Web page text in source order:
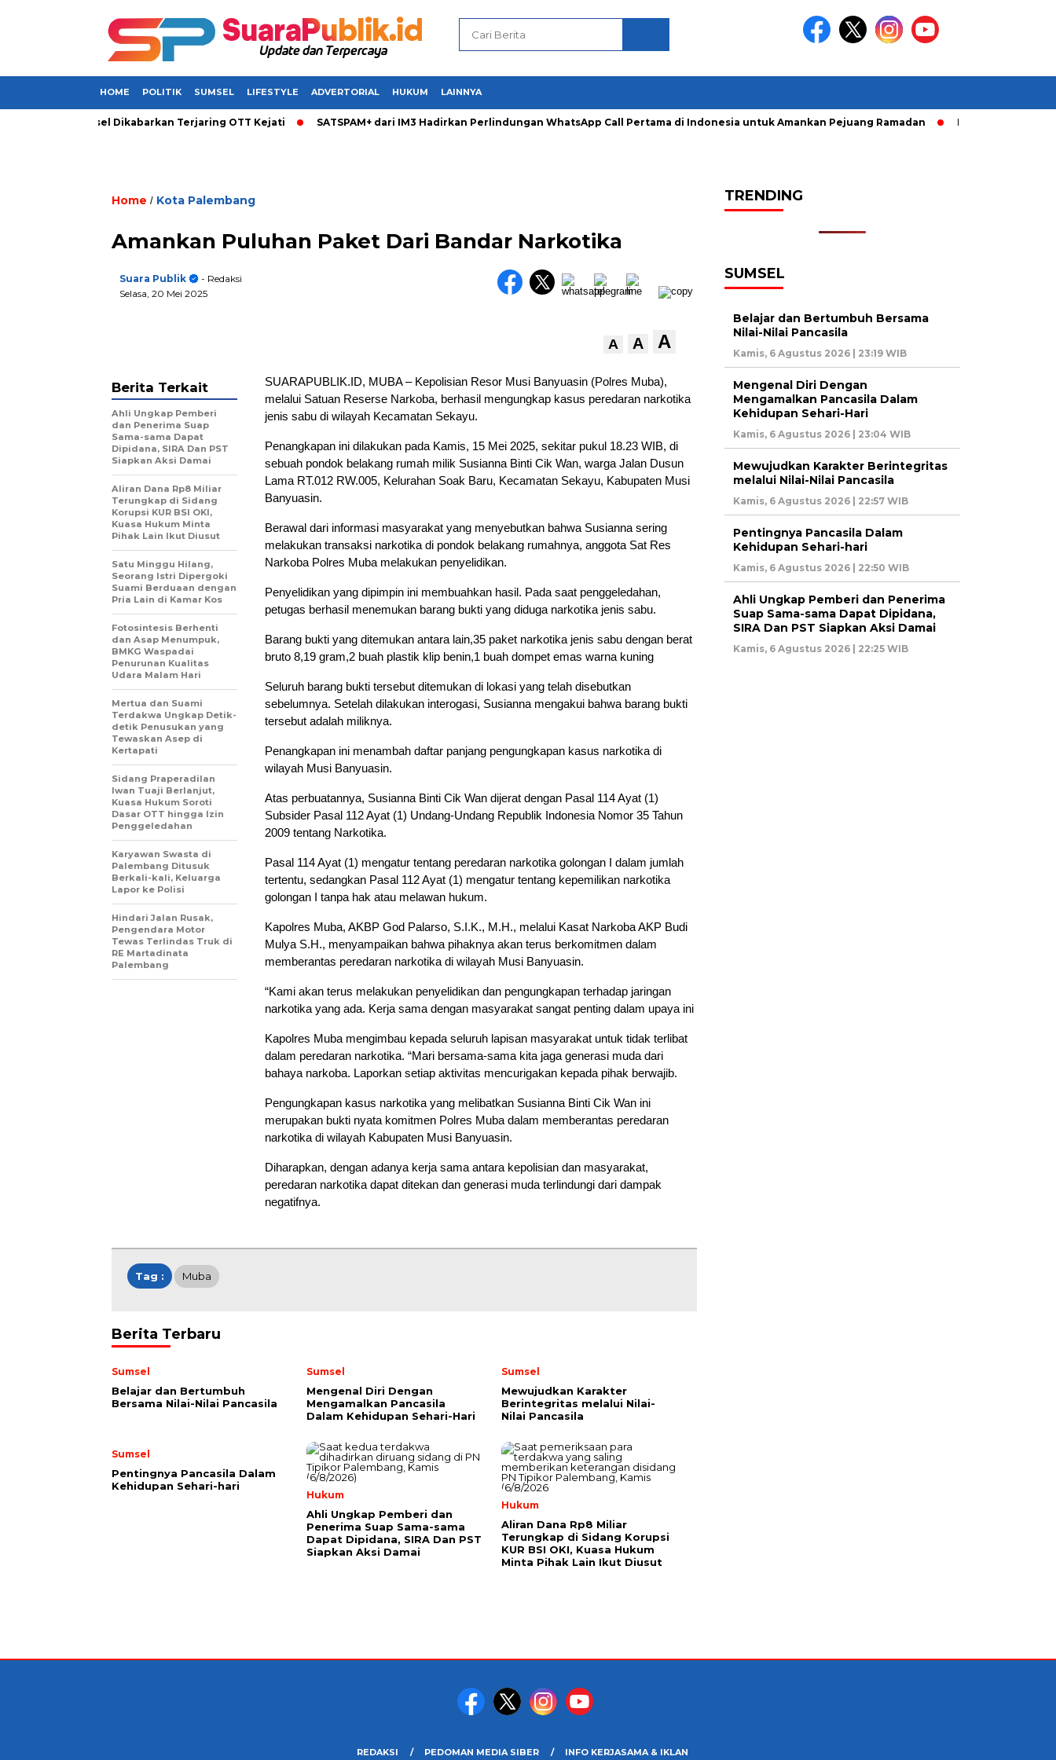
HOME POLITIK SUMSEL LIFESTYLE ADVERTORIAL HUKUM LAINNYA
Bupati di Sumsel Dikabarkan Terjaring OTT Kejati SATSPAM+ dari IM3 Hadirkan Perlindungan WhatsApp Call Pertama di Indonesia untuk Amankan Pejuang Ramadan Pelaku Curanmor
Home / Kota Palembang
Amankan Puluhan Paket Dari Bandar Narkotika
Suara Publik
- Redaksi
Selasa, 20 Mei 2025
A A A
SUARAPUBLIK.ID, MUBA – Kepolisian Resor Musi Banyuasin (Polres Muba),
melalui Satuan Reserse Narkoba, berhasil mengungkap kasus peredaran narkotika
jenis sabu di wilayah Kecamatan Sekayu.
Penangkapan ini dilakukan pada Kamis, 15 Mei 2025, sekitar pukul 18.23 WIB, di
sebuah pondok belakang rumah milik Susianna Binti Cik Wan, warga Jalan Dusun
Lama RT.012 RW.005, Kelurahan Soak Baru, Kecamatan Sekayu, Kabupaten Musi
Banyuasin.
Berawal dari informasi masyarakat yang menyebutkan bahwa Susianna sering
melakukan transaksi narkotika di pondok belakang rumahnya, anggota Sat Res
Narkoba Polres Muba melakukan penyelidikan.
Penyelidikan yang dipimpin ini membuahkan hasil. Pada saat penggeledahan,
petugas berhasil menemukan barang bukti yang diduga narkotika jenis sabu.
Barang bukti yang ditemukan antara lain,35 paket narkotika jenis sabu dengan berat
bruto 8,19 gram,2 buah plastik klip benin,1 buah dompet emas warna kuning
Seluruh barang bukti tersebut ditemukan di lokasi yang telah disebutkan
sebelumnya. Setelah dilakukan interogasi, Susianna mengakui bahwa barang bukti
tersebut adalah miliknya.
Penangkapan ini menambah daftar panjang pengungkapan kasus narkotika di
wilayah Musi Banyuasin.
Atas perbuatannya, Susianna Binti Cik Wan dijerat dengan Pasal 114 Ayat (1)
Subsider Pasal 112 Ayat (1) Undang-Undang Republik Indonesia Nomor 35 Tahun
2009 tentang Narkotika.
Pasal 114 Ayat (1) mengatur tentang peredaran narkotika golongan I dalam jumlah
tertentu, sedangkan Pasal 112 Ayat (1) mengatur tentang kepemilikan narkotika
golongan I tanpa hak atau melawan hukum.
Kapolres Muba, AKBP God Palarso, S.I.K., M.H., melalui Kasat Narkoba AKP Budi
Mulya S.H., menyampaikan bahwa pihaknya akan terus berkomitmen dalam
memberantas peredaran narkotika di wilayah Musi Banyuasin.
“Kami akan terus melakukan penyelidikan dan pengungkapan terhadap jaringan
narkotika yang ada. Kerja sama dengan masyarakat sangat penting dalam upaya ini
Kapolres Muba mengimbau kepada seluruh lapisan masyarakat untuk tidak terlibat
dalam peredaran narkotika. “Mari bersama-sama kita jaga generasi muda dari
bahaya narkoba. Laporkan setiap aktivitas mencurigakan kepada pihak berwajib.
Pengungkapan kasus narkotika yang melibatkan Susianna Binti Cik Wan ini
merupakan bukti nyata komitmen Polres Muba dalam memberantas peredaran
narkotika di wilayah Kabupaten Musi Banyuasin.
Diharapkan, dengan adanya kerja sama antara kepolisian dan masyarakat,
peredaran narkotika dapat ditekan dan generasi muda terlindungi dari dampak
negatifnya.
Berita Terkait
Ahli Ungkap Pemberi
dan Penerima Suap
Sama-sama Dapat
Dipidana, SIRA Dan PST
Siapkan Aksi Damai
Aliran Dana Rp8 Miliar
Terungkap di Sidang
Korupsi KUR BSI OKI,
Kuasa Hukum Minta
Pihak Lain Ikut Diusut
Satu Minggu Hilang,
Seorang Istri Dipergoki
Suami Berduaan dengan
Pria Lain di Kamar Kos
Fotosintesis Berhenti
dan Asap Menumpuk,
BMKG Waspadai
Penurunan Kualitas
Udara Malam Hari
Mertua dan Suami
Terdakwa Ungkap Detik-
detik Penusukan yang
Tewaskan Asep di
Kertapati
Sidang Praperadilan
Iwan Tuaji Berlanjut,
Kuasa Hukum Soroti
Dasar OTT hingga Izin
Penggeledahan
Karyawan Swasta di
Palembang Ditusuk
Berkali-kali, Keluarga
Lapor ke Polisi
Hindari Jalan Rusak,
Pengendara Motor
Tewas Terlindas Truk di
RE Martadinata
Palembang
Tag : Muba
Berita Terbaru
Sumsel
Belajar dan Bertumbuh
Bersama Nilai-Nilai Pancasila
Sumsel
Mengenal Diri Dengan
Mengamalkan Pancasila
Dalam Kehidupan Sehari-Hari
Sumsel
Mewujudkan Karakter
Berintegritas melalui Nilai-
Nilai Pancasila
Sumsel
Pentingnya Pancasila Dalam
Kehidupan Sehari-hari
Hukum
Ahli Ungkap Pemberi dan
Penerima Suap Sama-sama
Dapat Dipidana, SIRA Dan PST
Siapkan Aksi Damai
Hukum
Aliran Dana Rp8 Miliar
Terungkap di Sidang Korupsi
KUR BSI OKI, Kuasa Hukum
Minta Pihak Lain Ikut Diusut
TRENDING
SUMSEL
Belajar dan Bertumbuh Bersama
Nilai-Nilai Pancasila
Kamis, 6 Agustus 2026 | 23:19 WIB
Mengenal Diri Dengan
Mengamalkan Pancasila Dalam
Kehidupan Sehari-Hari
Kamis, 6 Agustus 2026 | 23:04 WIB
Mewujudkan Karakter Berintegritas
melalui Nilai-Nilai Pancasila
Kamis, 6 Agustus 2026 | 22:57 WIB
Pentingnya Pancasila Dalam
Kehidupan Sehari-hari
Kamis, 6 Agustus 2026 | 22:50 WIB
Ahli Ungkap Pemberi dan Penerima
Suap Sama-sama Dapat Dipidana,
SIRA Dan PST Siapkan Aksi Damai
Kamis, 6 Agustus 2026 | 22:25 WIB
REDAKSI PEDOMAN MEDIA SIBER INFO KERJASAMA & IKLAN